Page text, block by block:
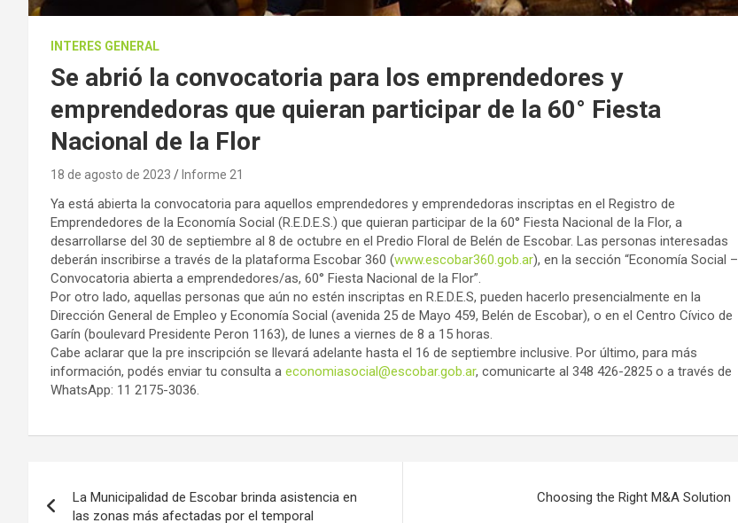
INTERES GENERAL
Se abrió la convocatoria para los emprendedores y
emprendedoras que quieran participar de la 60° Fiesta
Nacional de la Flor
18 de agosto de 2023 Informe 21
Ya está abierta la convocatoria para aquellos emprendedores y emprendedoras inscriptas en el Registro de
Emprendedores de la Economía Social (R.E.D.E.S.) que quieran participar de la 60° Fiesta Nacional de la Flor, a
desarrollarse del 30 de septiembre al 8 de octubre en el Predio Floral de Belén de Escobar. Las personas interesadas
deberán inscribirse a través de la plataforma Escobar 360 (www.escobar360.gob.ar), en la sección “Economía Social –
Convocatoria abierta a emprendedores/as, 60° Fiesta Nacional de la Flor”.
Por otro lado, aquellas personas que aún no estén inscriptas en R.E.D.E.S, pueden hacerlo presencialmente en la
Dirección General de Empleo y Economía Social (avenida 25 de Mayo 459, Belén de Escobar), o en el Centro Cívico de
Garín (boulevard Presidente Peron 1163), de lunes a viernes de 8 a 15 horas.
Cabe aclarar que la pre inscripción se llevará adelante hasta el 16 de septiembre inclusive. Por último, para más
información, podés enviar tu consulta a economiasocial@escobar.gob.ar, comunicarte al 348 426-2825 o a través de
WhatsApp: 11 2175-3036.
de
La Municipalidad de Escobar brinda asistencia en
las zonas más afectadas por el temporal
Choosing the Right M&A Solution